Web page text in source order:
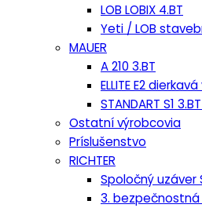
LOB LOBIX 4.BT
Yeti / LOB
MAUER
A 210 3.BT
ELLITE E2
STANDART S1
Ostatní výrobcovia
Príslušenstvo
RICHTER
Spoločný uzáver
3.